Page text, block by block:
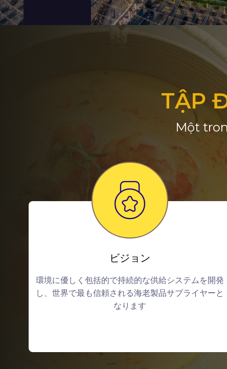
TẬP
Một
ビジョン
環境に優しく包括的で持続的な供給システムを開発
し、世界で最も信頼される海老製品サプライヤーと
なります